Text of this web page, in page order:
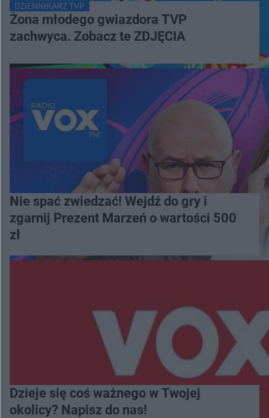
DZIENNIKARZ TVP
Żona młodego gwiazdora TVP
zachwyca. Zobacz te ZDJĘCIA
Nie spać zwiedzać! Wejdź do gry i
zgarnij Prezent Marzeń o wartości 500
zł
Dzieje się coś ważnego w Twojej
okolicy? Napisz do nas!